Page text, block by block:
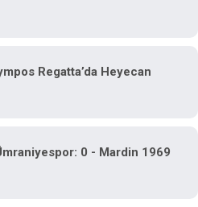
Regatta’da Heyecan
0 - Mardin 1969